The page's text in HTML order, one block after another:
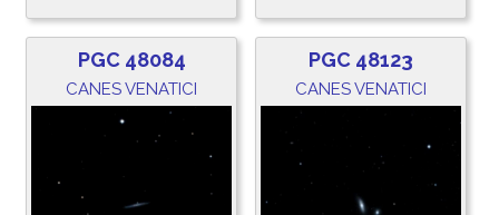
PGC 48084
CANES VENATICI
PGC 48123
CANES VENATICI